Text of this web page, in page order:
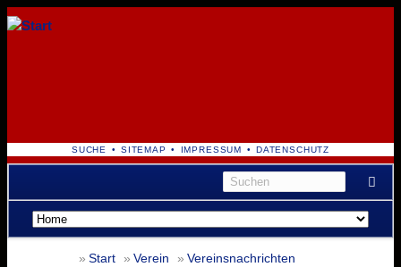
NAVIGATION
ÜBERSPRINGEN
SUCHE SITEMAP IMPRESSUM DATENSCHUTZ
Navigation
überspringen
Start Verein
Vereinsnachrichten